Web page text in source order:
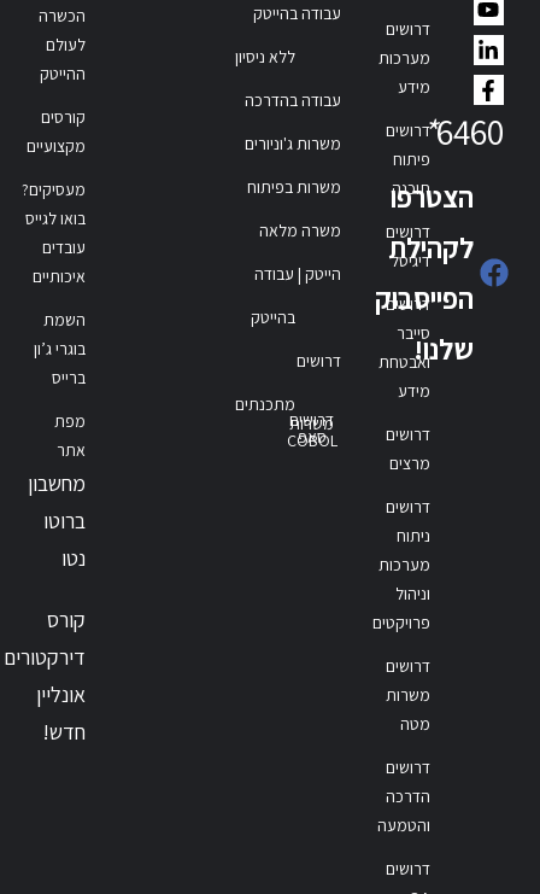
6460
*
הצטרפו
לקהילת
הפייסבוק
שלנו!
דרושים
מערכות
מידע
דרושים
פיתוח
תוכנה
דרושים
דיגיטל
דרושים
סייבר
ואבטחת
מידע
דרושים
מרצים
דרושים
ניתוח
מערכות
וניהול
פרויקטים
דרושים
משרות
מטה
דרושים
הדרכה
והטמעה
דרושים
עבודה בהייטק
ללא ניסיון
עבודה בהדרכה
משרות ג'וניורים
משרות בפיתוח
משרה מלאה
הייטק | עבודה
בהייטק
דרושים
מתכנתים
דרושים
סאפ
משרות
COBOL
הכשרה
לעולם
ההייטק
קורסים
מקצועיים
מעסיקים?
בואו לגייס
עובדים
איכותיים
השמת
בוגרי ג’ון
ברייס
מפת
אתר
מחשבון
ברוטו
נטו
קורס
דירקטורים
אונליין
חדש!